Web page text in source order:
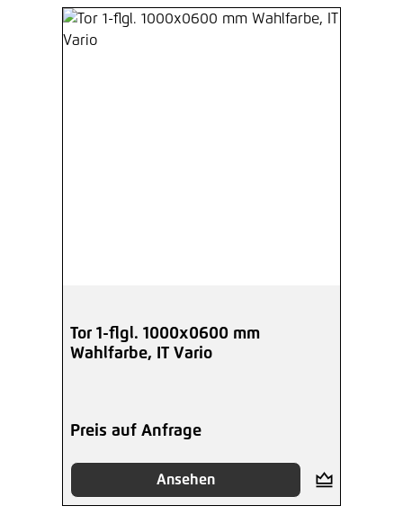
Tor 1-flgl. 1000x0600 mm
Wahlfarbe, IT Vario
Preis auf Anfrage
Ansehen